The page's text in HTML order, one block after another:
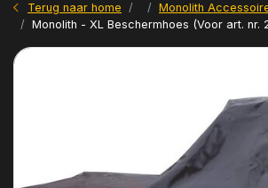
Terug naar home
Monolith
Monolith - XL Beschermhoes (Voor art. nr.